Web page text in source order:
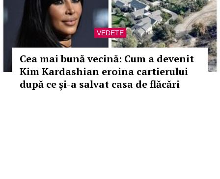
VEDETE
Cea mai bună vecină: Cum a devenit
Kim Kardashian eroina cartierului
după ce și-a salvat casa de flăcări